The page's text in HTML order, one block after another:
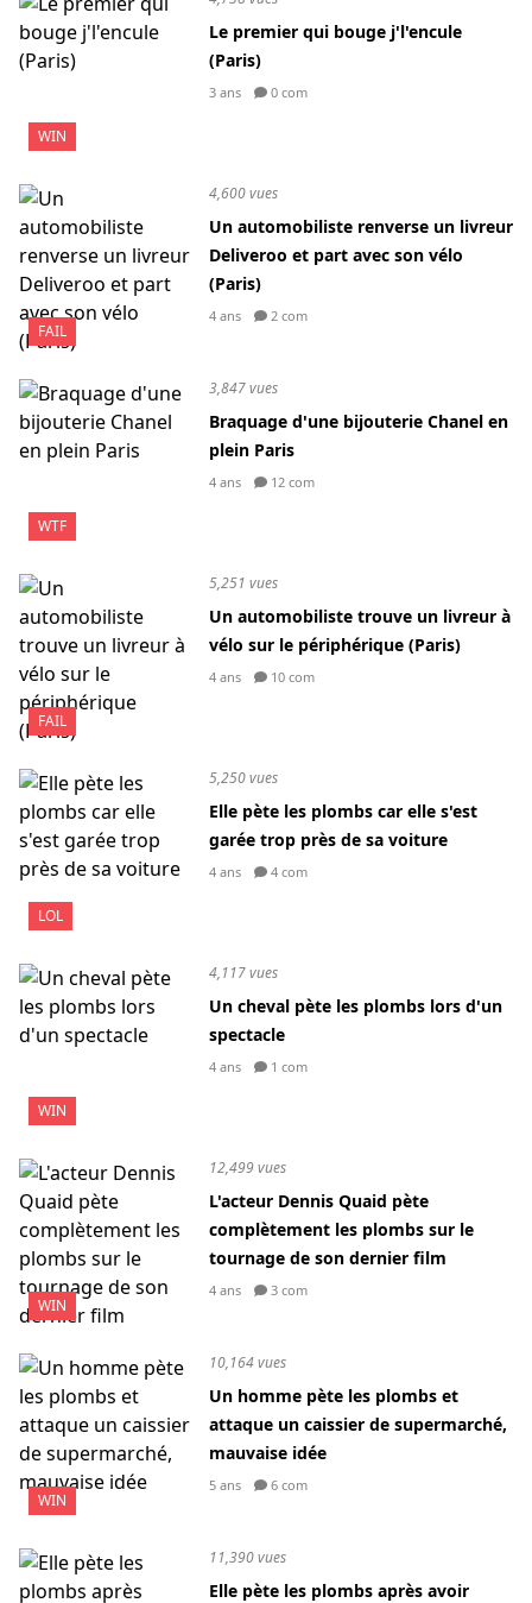
WIN
Le premier qui bouge j'l'encule
(Paris)
3 ans 0 com
FAIL
4,600 vues
Un automobiliste renverse un livreur
Deliveroo et part avec son vélo
(Paris)
4 ans 2 com
WTF
3,847 vues
Braquage d'une bijouterie Chanel en
plein Paris
4 ans 12 com
FAIL
5,251 vues
Un automobiliste trouve un livreur à
vélo sur le périphérique (Paris)
4 ans 10 com
LOL
5,250 vues
Elle pète les plombs car elle s'est
garée trop près de sa voiture
4 ans 4 com
WIN
4,117 vues
Un cheval pète les plombs lors d'un
spectacle
4 ans 1 com
WIN
12,499 vues
L'acteur Dennis Quaid pète
complètement les plombs sur le
tournage de son dernier film
4 ans 3 com
WIN
10,164 vues
Un homme pète les plombs et
attaque un caissier de supermarché,
mauvaise idée
5 ans 6 com
11,390 vues
Elle pète les plombs après avoir